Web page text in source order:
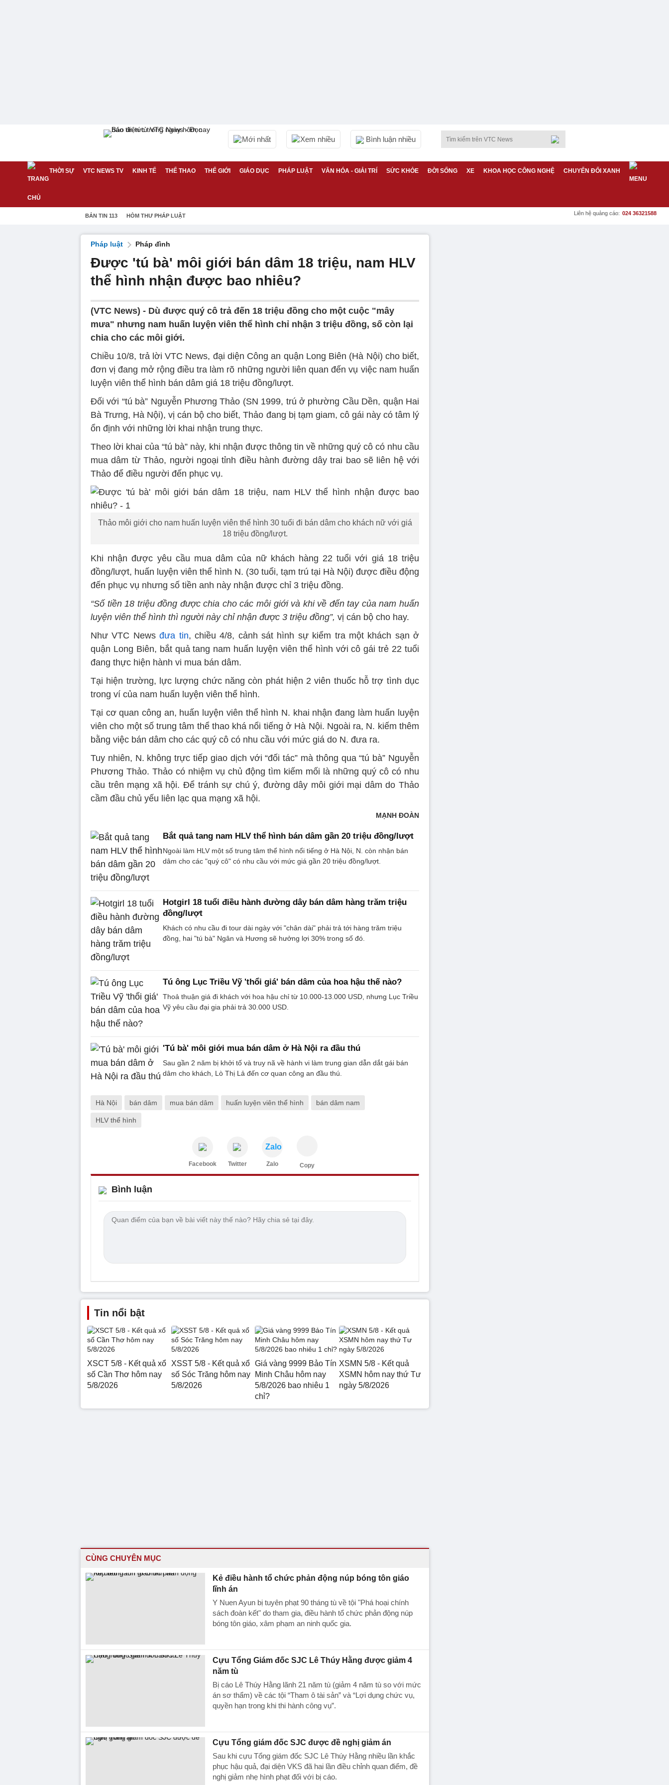
Mới nhất Xem nhiều Bình luận nhiều
THỜI SỰ VTC NEWS TV KINH TẾ THỂ THAO THẾ GIỚI GIÁO DỤC PHÁP LUẬT VĂN HÓA - GIẢI TRÍ SỨC KHỎE ĐỜI SỐNG XE KHOA HỌC CÔNG NGHỆ CHUYỂN ĐỔI XANH
BẢN TIN 113 HÒM THƯ PHÁP LUẬT Liên hệ quảng cáo: 024 36321588
Pháp luật Pháp đình
Được 'tú bà' môi giới bán dâm 18 triệu, nam HLV
thể hình nhận được bao nhiêu?
(VTC News) - Dù được quý cô trả đến 18 triệu đồng cho một cuộc "mây
mưa" nhưng nam huấn luyện viên thể hình chỉ nhận 3 triệu đồng, số còn lại
chia cho các môi giới.
Chiều 10/8, trả lời VTC News, đại diện Công an quận Long Biên (Hà Nội) cho biết,
đơn vị đang mở rộng điều tra làm rõ những người liên quan đến vụ việc nam huấn
luyện viên thể hình bán dâm giá 18 triệu đồng/lượt.
Đối với “tú bà” Nguyễn Phương Thảo (SN 1999, trú ở phường Cầu Dền, quận Hai
Bà Trưng, Hà Nội), vị cán bộ cho biết, Thảo đang bị tạm giam, cô gái này có tâm lý
ổn định với những lời khai nhận trung thực.
Theo lời khai của “tú bà” này, khi nhận được thông tin về những quý cô có nhu cầu
mua dâm từ Thảo, người ngoại tỉnh điều hành đường dây trai bao sẽ liên hệ với
Thảo để điều người đến phục vụ.
Thảo môi giới cho nam huấn luyện viên thể hình 30 tuổi đi bán dâm cho khách nữ với giá
18 triệu đồng/lượt.
Khi nhận được yêu cầu mua dâm của nữ khách hàng 22 tuổi với giá 18 triệu
đồng/lượt, huấn luyện viên thể hình N. (30 tuổi, tạm trú tại Hà Nội) được điều động
đến phục vụ nhưng số tiền anh này nhận được chỉ 3 triệu đồng.
“Số tiền 18 triệu đồng được chia cho các môi giới và khi về đến tay của nam huấn
luyện viên thể hình thì người này chỉ nhận được 3 triệu đồng”, vị cán bộ cho hay.
Như VTC Newsđưa tin, chiều 4/8, cảnh sát hình sự kiểm tra một khách sạn ở
quận Long Biên, bắt quả tang nam huấn luyện viên thể hình với cô gái trẻ 22 tuổi
đang thực hiện hành vi mua bán dâm.
Tại hiện trường, lực lượng chức năng còn phát hiện 2 viên thuốc hỗ trợ tình dục
trong ví của nam huấn luyện viên thể hình.
Tại cơ quan công an, huấn luyện viên thể hình N. khai nhận đang làm huấn luyện
viên cho một số trung tâm thể thao khá nổi tiếng ở Hà Nội. Ngoài ra, N. kiếm thêm
bằng việc bán dâm cho các quý cô có nhu cầu với mức giá do N. đưa ra.
Tuy nhiên, N. không trực tiếp giao dịch với “đối tác” mà thông qua “tú bà” Nguyễn
Phương Thảo. Thảo có nhiệm vụ chủ động tìm kiếm mối là những quý cô có nhu
cầu trên mạng xã hội. Để tránh sự chú ý, đường dây môi giới mại dâm do Thảo
cầm đầu chủ yếu liên lạc qua mạng xã hội.
MẠNH ĐOÀN
Bắt quả tang nam HLV thể hình bán dâm gần 20 triệu đồng/lượt
Ngoài làm HLV một số trung tâm thể hình nổi tiếng ở Hà Nội, N. còn nhận bán
dâm cho các "quý cô" có nhu cầu với mức giá gần 20 triệu đồng/lượt.
Hotgirl 18 tuổi điều hành đường dây bán dâm hàng trăm triệu
đồng/lượt
Khách có nhu cầu đi tour dài ngày với "chân dài" phải trả tới hàng trăm triệu
đồng, hai "tú bà" Ngân và Hương sẽ hưởng lợi 30% trong số đó.
Tú ông Lục Triều Vỹ 'thổi giá' bán dâm của hoa hậu thế nào?
Thoả thuận giá đi khách với hoa hậu chỉ từ 10.000-13.000 USD, nhưng Lục Triều
Vỹ yêu cầu đại gia phải trả 30.000 USD.
'Tú bà' môi giới mua bán dâm ở Hà Nội ra đầu thú
Sau gần 2 năm bị khởi tố và truy nã về hành vi làm trung gian dẫn dắt gái bán
dâm cho khách, Lò Thị Lả đến cơ quan công an đầu thú.
Hà Nội bán dâm mua bán dâm huấn luyện viên thể hình bán dâm nam
HLV thể hình
Facebook Twitter
Zalo
Zalo Copy
Bình luận
Tin nổi bật
XSCT 5/8 - Kết quả xổ
số Cần Thơ hôm nay
5/8/2026
XSST 5/8 - Kết quả xổ
số Sóc Trăng hôm nay
5/8/2026
Giá vàng 9999 Bảo Tín
Minh Châu hôm nay
5/8/2026 bao nhiêu 1
chỉ?
XSMN 5/8 - Kết quả
XSMN hôm nay thứ Tư
ngày 5/8/2026
CÙNG CHUYÊN MỤC
Kẻ điều hành tổ chức phản động núp bóng tôn giáo
lĩnh án
Y Nuen Ayun bị tuyên phạt 90 tháng tù về tội "Phá hoại chính
sách đoàn kết" do tham gia, điều hành tổ chức phản động núp
bóng tôn giáo, xâm phạm an ninh quốc gia.
Cựu Tổng Giám đốc SJC Lê Thúy Hằng được giảm 4
năm tù
Bị cáo Lê Thúy Hằng lãnh 21 năm tù (giảm 4 năm tù so với mức
án sơ thẩm) về các tội “Tham ô tài sản” và “Lợi dụng chức vụ,
quyền hạn trong khi thi hành công vụ”.
Cựu Tổng giám đốc SJC được đề nghị giảm án
Sau khi cựu Tổng giám đốc SJC Lê Thúy Hằng nhiều lần khắc
phục hậu quả, đại diện VKS đã hai lần điều chỉnh quan điểm, đề
nghị giảm nhẹ hình phạt đối với bị cáo.